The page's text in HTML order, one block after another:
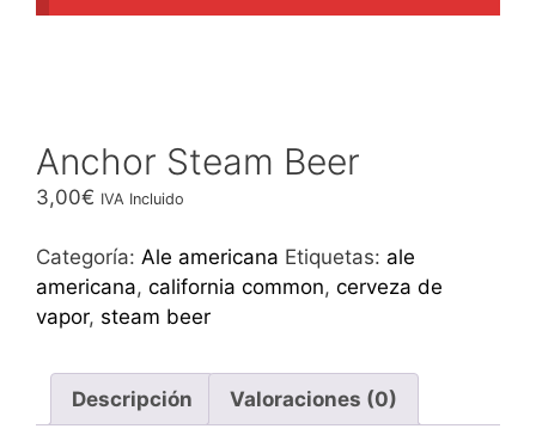
Anchor Steam Beer
3,00€ IVA Incluido
Categoría: Ale americana Etiquetas: ale
americana, california common, cerveza de
vapor, steam beer
Descripción Valoraciones (0)